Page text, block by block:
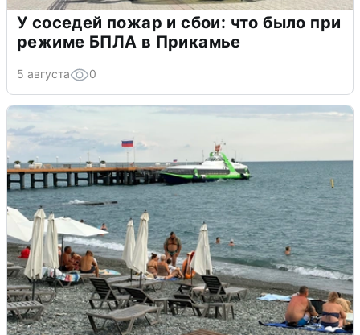
У соседей пожар и сбои: что было при
режиме БПЛА в Прикамье
5 августа 0